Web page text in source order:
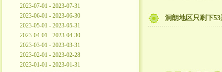
2023-07-01 - 2023-07-31
2023-06-01 - 2023-06-30
2023-05-01 - 2023-05-31
2023-04-01 - 2023-04-30
2023-03-01 - 2023-03-31
2023-02-01 - 2023-02-28
2023-01-01 - 2023-01-31
洞朗地区只剩下